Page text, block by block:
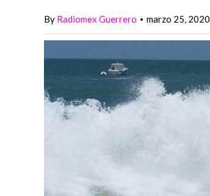
By Radiomex Guerrero • marzo 25, 2020